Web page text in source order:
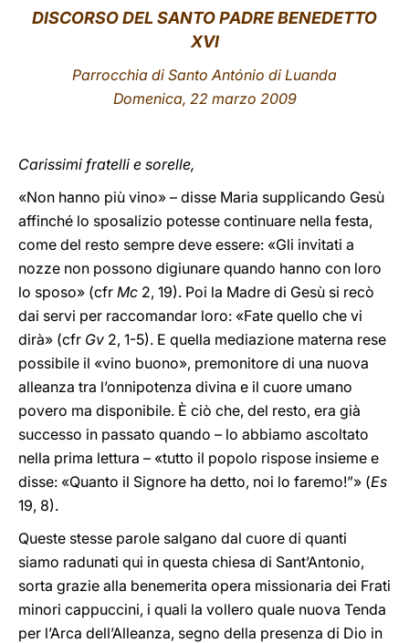
DISCORSO DEL SANTO PADRE BENEDETTO
XVI
Parrocchia di Santo António di Luanda
Domenica, 22 marzo 2009
Carissimi fratelli e sorelle,
«Non hanno più vino» – disse Maria supplicando Gesù
affinché lo sposalizio potesse continuare nella festa,
come del resto sempre deve essere: «Gli invitati a
nozze non possono digiunare quando hanno con loro
lo sposo» (cfr Mc 2, 19). Poi la Madre di Gesù si recò
dai servi per raccomandar loro: «Fate quello che vi
dirà» (cfr Gv 2, 1-5). E quella mediazione materna rese
possibile il «vino buono», premonitore di una nuova
alleanza tra l’onnipotenza divina e il cuore umano
povero ma disponibile. È ciò che, del resto, era già
successo in passato quando – lo abbiamo ascoltato
nella prima lettura – «tutto il popolo rispose insieme e
disse: «Quanto il Signore ha detto, noi lo faremo!”» (Es
19, 8).
Queste stesse parole salgano dal cuore di quanti
siamo radunati qui in questa chiesa di Sant’Antonio,
sorta grazie alla benemerita opera missionaria dei Frati
minori cappuccini, i quali la vollero quale nuova Tenda
per l’Arca dell’Alleanza, segno della presenza di Dio in